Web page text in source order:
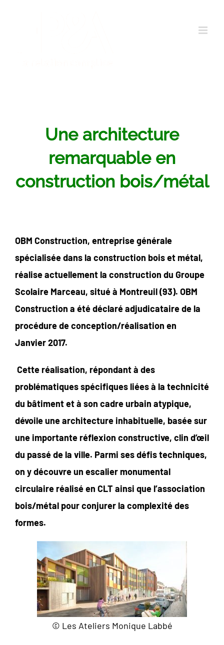
Une architecture
remarquable en
construction bois/métal
OBM Construction, entreprise générale
spécialisée dans la construction bois et métal,
réalise actuellement la construction du Groupe
Scolaire Marceau, situé à Montreuil (93). OBM
Construction a été déclaré adjudicataire de la
procédure de conception/réalisation en
Janvier 2017.
Cette réalisation, répondant à des
problématiques spécifiques liées à la technicité
du bâtiment et à son cadre urbain atypique,
dévoile une architecture inhabituelle, basée sur
une importante réflexion constructive, clin d’œil
du passé de la ville. Parmi ses défis techniques,
on y découvre un escalier monumental
circulaire réalisé en CLT ainsi que l’association
bois/métal pour conjurer la complexité des
formes.
© Les Ateliers Monique Labbé